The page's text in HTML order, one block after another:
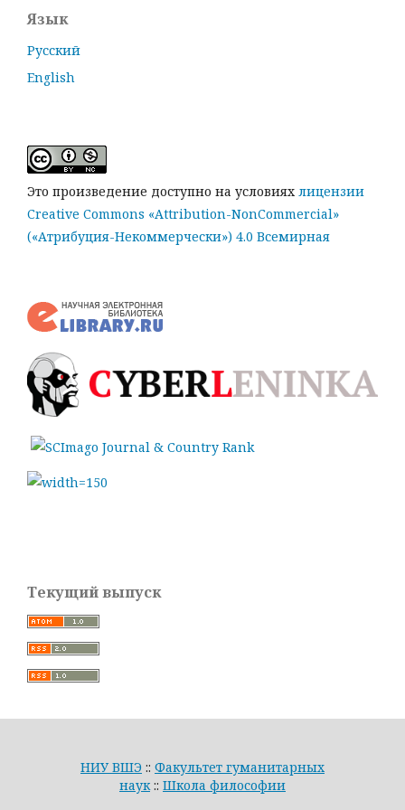
Язык
Русский
English
Это произведение доступно на условиях лицензии
Creative Commons «Attribution-NonCommercial»
(«Атрибуция-Некоммерчески») 4.0 Всемирная
Текущий выпуск
НИУ ВШЭ :: Факультет гуманитарных
наук:: Школа философии